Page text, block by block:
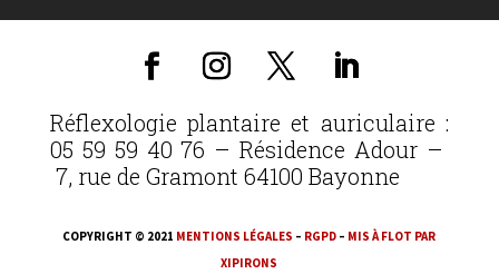
Réflexologie plantaire et auriculaire :
05 59 59 40 76 – Résidence Adour –
7, rue de Gramont 64100 Bayonne
COPYRIGHT © 2021 MENTIONS LÉGALES – RGPD – MIS À FLOT PAR
XIPIRONS